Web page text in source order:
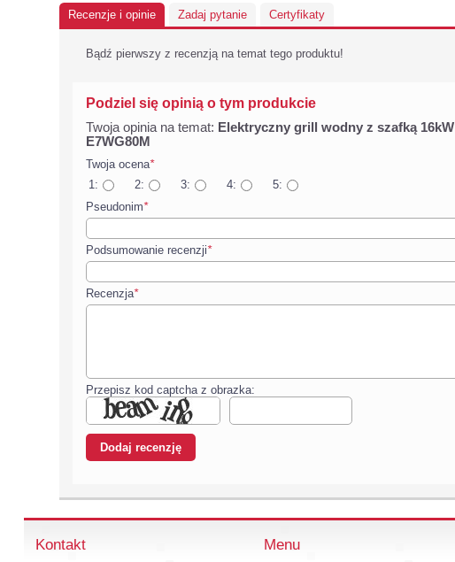
Recenzje i opinie Zadaj pytanie Certyfikaty
Bądź pierwszy z recenzją na temat tego produktu!
Podziel się opinią o tym produkcie
Twoja opinia na temat: Elektryczny grill wodny z szafką 16kW
E7WG80M
Twoja ocena*
1:
2: 3: 4:
5:
Pseudonim*
Podsumowanie recenzji*
Recenzja*
Przepisz kod captcha z obrazka:
Kontakt Menu